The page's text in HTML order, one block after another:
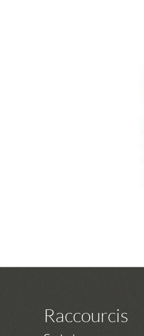
Raccourcis